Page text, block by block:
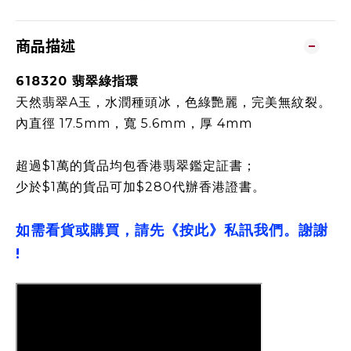
商品描述
618320 翡翠綠指環
天然翡翠A玉，水潤種頭冰，色綠艷麗，完美無紋裂。
內直徑 17.5mm，寬 5.6mm，厚 4mm
超過$1萬的貨品均包香港翡翠鑑定証書；
少於$1萬的貨品可加$280代辦香港證書。
如需看貨或購買，請先《按此》私訊我們。謝謝
!